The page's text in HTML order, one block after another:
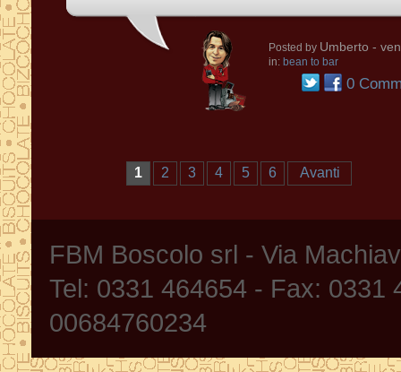
Posted by Umberto -
in: bean to bar
0
1 2 3 4 5 6 Avanti
FBM Boscolo srl - Via
Tel: 0331 464654 - Fax: 0331
00684760234